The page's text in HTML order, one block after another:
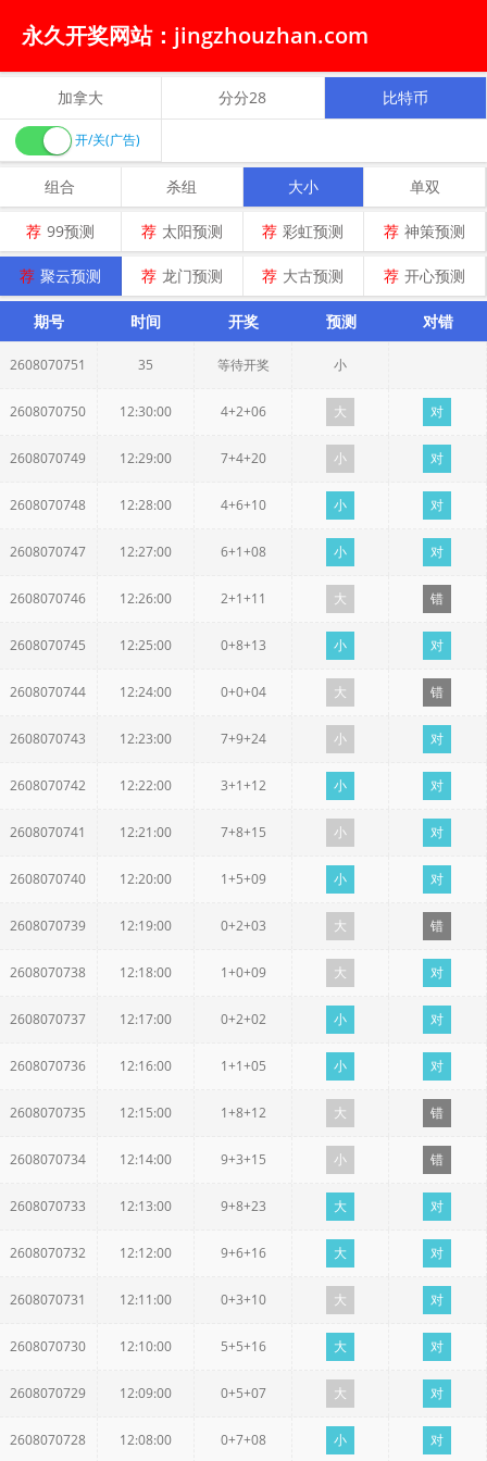
永久开奖网站：jingzhouzhan.com
加拿大 分分28 比特币
开/关(广告)
组合 杀组 大小 单双
荐 99预测 荐 太阳预测 荐 彩虹预测 荐 神策预测
荐 聚云预测 荐 龙门预测 荐 大古预测 荐 开心预测
期号 时间 开奖 预测 对错
2608070751 35 等待开奖 小
2608070750 12:30:00 4+2+06 大 对
2608070749 12:29:00 7+4+20 小 对
2608070748 12:28:00 4+6+10 小 对
2608070747 12:27:00 6+1+08 小 对
2608070746 12:26:00 2+1+11 大 错
2608070745 12:25:00 0+8+13 小 对
2608070744 12:24:00 0+0+04 大 错
2608070743 12:23:00 7+9+24 小 对
2608070742 12:22:00 3+1+12 小 对
2608070741 12:21:00 7+8+15 小 对
2608070740 12:20:00 1+5+09 小 对
2608070739 12:19:00 0+2+03 大 错
2608070738 12:18:00 1+0+09 大 对
2608070737 12:17:00 0+2+02 小 对
2608070736 12:16:00 1+1+05 小 对
2608070735 12:15:00 1+8+12 大 错
2608070734 12:14:00 9+3+15 小 错
2608070733 12:13:00 9+8+23 大 对
2608070732 12:12:00 9+6+16 大 对
2608070731 12:11:00 0+3+10 大 对
2608070730 12:10:00 5+5+16 大 对
2608070729 12:09:00 0+5+07 大 对
2608070728 12:08:00 0+7+08 小 对